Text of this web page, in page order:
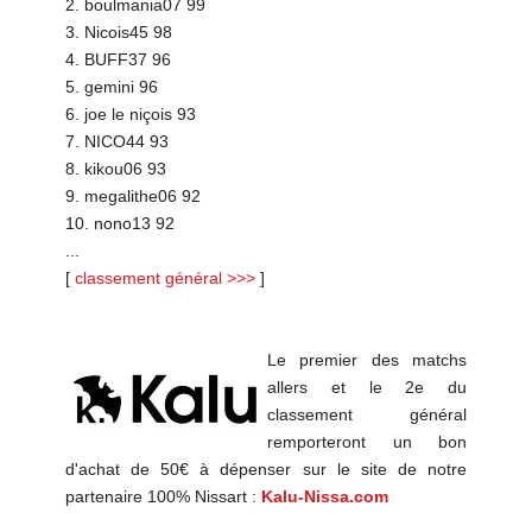
2. boulmania07 99
3. Nicois45 98
4. BUFF37 96
5. gemini 96
6. joe le niçois 93
7. NICO44 93
8. kikou06 93
9. megalithe06 92
10. nono13 92
[ classement général >>> ]
Le premier des matchs
allers et le 2e du
classement général
remporteront un bon
d'achat de 50€ à dépenser sur le site de notre
partenaire 100% Nissart : Kalu-Nissa.com